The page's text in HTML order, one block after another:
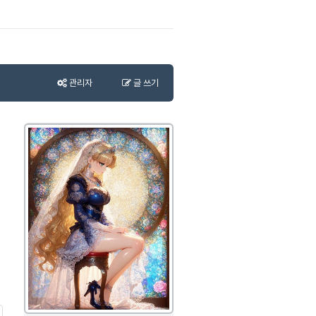
관리자 글 쓰기